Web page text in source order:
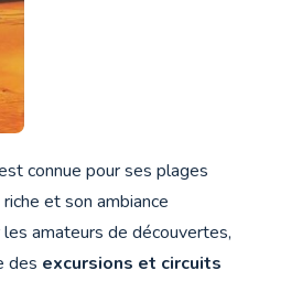
connue pour ses plages
et son ambiance
amateurs de découvertes,
des excursions et circuits